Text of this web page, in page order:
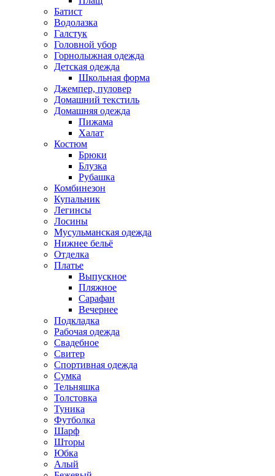
Батист
Водолазка
Галстук
Головной убор
Горнолыжная одежда
Детская одежда
Школьная форма
Джемпер, пуловер
Домашний текстиль
Домашняя одежда
Пижама
Халат
Костюм
Брюки
Блузка
Рубашка
Комбинезон
Купальник
Легинсы
Лосины
Мусульманская одежда
Нижнее бельё
Отделка
Платье
Выпускное
Пляжное
Сарафан
Вечернее
Подкладка
Рабочая одежда
Свадебное
Свитер
Спортивная одежда
Сумка
Тельняшка
Толстовка
Туника
Футболка
Шарф
Шторы
Юбка
Алый